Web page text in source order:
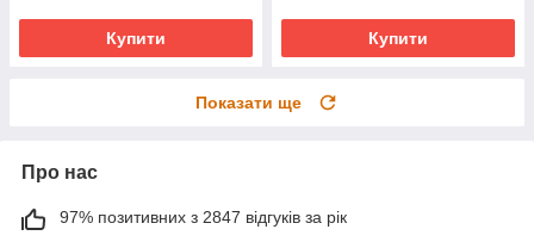
Купити Купити
Показати ще
Про нас
97% позитивних з 2847 відгуків за рік